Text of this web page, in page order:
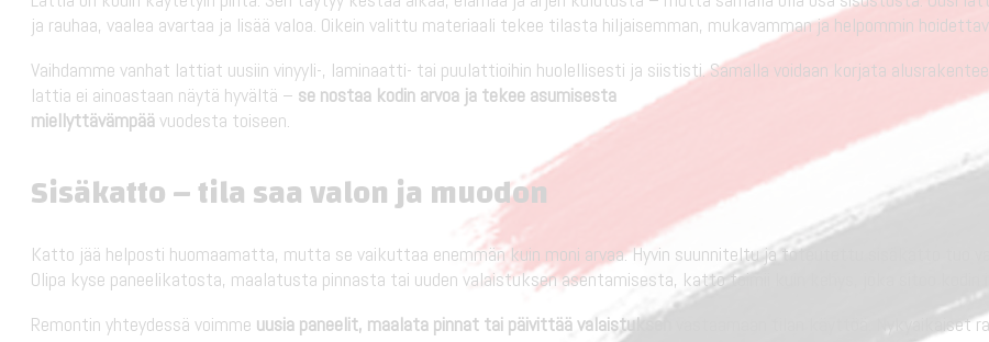
ja rauhaa, vaalea avartaa ja lisää valoa. Oikein valittu materiaali tekee tilasta hiljaisemman, mukavamman ja helpommin
Vaihdamme vanhat lattiat uusiin vinyyli-, laminaatti- tai puulattioihin huolellisesti ja siististi. Samalla voidaan korjata
lattia ei ainoastaan näytä hyvältä – se nostaa kodin arvoa ja tekee asumisesta
miellyttävämpäävuodesta toiseen.
Sisäkatto – tila saa valon ja muodon
Katto jää helposti huomaamatta, mutta se vaikuttaa enemmän kuin moni arvaa. Hyvin suunniteltu ja toteutettu sisäkatto tuo
Olipa kyse paneelikatosta, maalatusta pinnasta tai uuden valaistuksen asentamisesta, katto toimii kuin kehys, joka sitoo kodin
Remontin yhteydessä voimme uusia paneelit, maalata pinnat tai päivittää valaistuksen
vastaamaan tilan käyttöä.